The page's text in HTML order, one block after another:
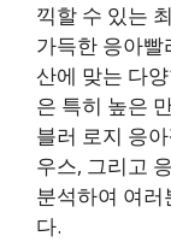
끽할 수 있는
가득한 응아
산에 맞는 다
은 특히 높은
블러 로지 응
우스, 그리고
분석하여 여러
다.